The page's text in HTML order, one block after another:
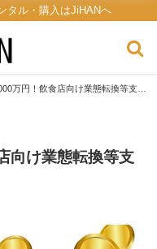
タル・購入はJiHANへ
万円！飲食店向け業態転換等支援
向け業態転換等支